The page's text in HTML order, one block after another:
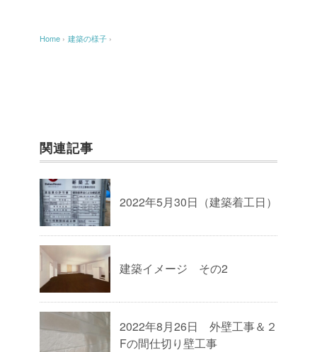
Home › 建築の様子 ›
関連記事
2022年5月30日（建築着工日）
建築イメージ その2
2022年8月26日 外壁工事＆２
Fの間仕切り壁工事